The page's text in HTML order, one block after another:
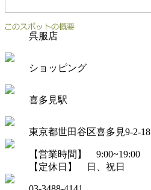
呉服店
ショッピング
喜多見駅
東京都世田谷区喜多見9-2-18
【営業時間】 9:00~19:00
【定休日】 日、祝日